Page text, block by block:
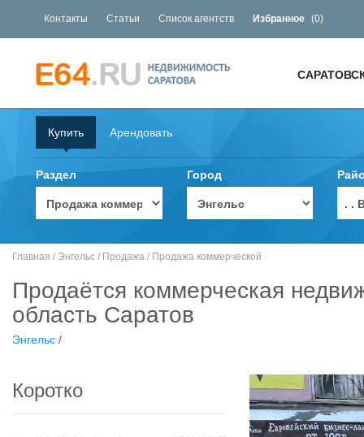
Контакты Статьи Список агентств Избранное (0)
Купить Арендовать
Раздел Город
. .
Главная / Энгельс / Продажа / Продажа коммерческой
Продаётся коммерческая
область Саратов
Энгельс /
Коротко